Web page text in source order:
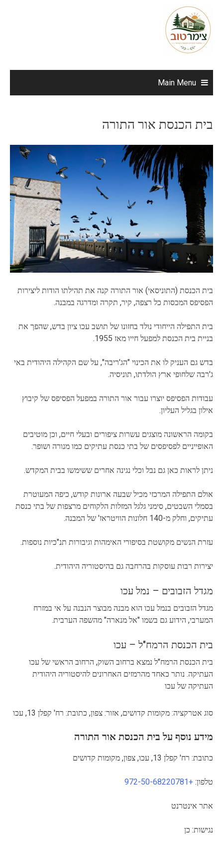
content
Main Menu
בית הכנסת אור התורה
בית הכנסת (התוניסאי) אור התורה קנה את תהילתו הודות ליצירות
הפסיפס המכסות כל רצפה, קיר, תקרה ומדרגה במבנה.
בית התפילה הייחודי נולד בחזונו של תושב עכו ציון בדש, שהפך את
בניית בית הכנסת למפעל חייו מאז 1955.
בדש גם העניק לו את הכינוי "הג'ריבה", על שם הקהילה היהודית באי
ג'רבה שלחופי ארץ הולדתו, תוניסיה.
עבודות הפסיפס יוצרו עבור אור התורה במפעל הפסיפס של קיבוץ
אילון בגליל העליון.
בקומה הראשונה מוצגים עשרות ציפורים ובעלי חיים, וכן מוטיבים
האופייניים לפסיפסים של בתי כנסת עתיקים כמו מנורה ושופר.
ניתן לראות כאן גם נבל וכלי נגינה אחרים ששימשו בבית המקדש.
אולם התפילה המרכזי מכיל שבעה ארונות קודש, כיפה המעוטרת
בסמלי השבטים, סימני גלגל המזלות הלקוחים מרצפות של בתי כנסת
עתיקים, וחלק מ-140 חלונות הוויטראז' של המבנה.
עזרת הנשים מקושטת בסיפורי האימהות וגיבורות תנ"כיות נוספות.
יצירות רבות עוסקות בהרחבה גם בהיסטוריה היהודית.
מגדל הזבובים – נמל עכו
מגדל הזבובים בנמל עכו הוא מבנה מבוצר הנבנה על אי במזרח
המערבי, הידוע גם בשמו "אל מנארה" מהשפה הערבית.
בית הכנסת הרמח"ל – עכו
בית הכנסת הרמח"ל נמצא ברחוב השוק, הרחוב הראשי של עכו
העתיקה. נותר כאחד מהרמזים האחרונים להיסטוריה היהודית
העתיקה של עכו
סוג אטרקציה: מקומות קדושים, אזור: צפון, כתובת: רח' קפלן 13, עכו
מידע נוסף על בית הכנסת אור התורה
כתובת: רח' קפלן 13, עכו, צפון, מקומות קדושים
טלפון: +972-50-68220781
אתר אינטרנט
נגישות: כן